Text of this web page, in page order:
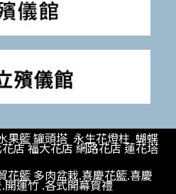
果籃 罐頭塔 永生花燈柱 蝴蝶
店 福大花店 網路花店 蓮花塔
花籃 多肉盆栽.喜慶花籃.喜慶
開運竹 .各式開幕賀禮